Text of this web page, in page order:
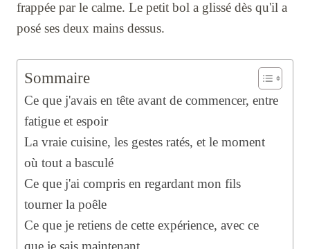
frappée par le calme. Le petit bol a glissé dès qu'il a
posé ses deux mains dessus.
Sommaire
Ce que j'avais en tête avant de commencer, entre
fatigue et espoir
La vraie cuisine, les gestes ratés, et le moment
où tout a basculé
Ce que j'ai compris en regardant mon fils
tourner la poêle
Ce que je retiens de cette expérience, avec ce
que je sais maintenant